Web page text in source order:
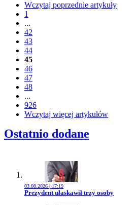
Wczytaj poprzednie artykuły
1
...
42
43
44
45
46
47
48
...
926
Wczytaj więcej artykułów
Ostatnio dodane
03.08.2026 | 17:19
Przejdź do artykułu:
Prezydent ułaskawił trzy osoby